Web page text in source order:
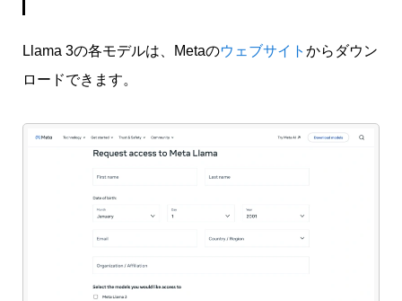
Llama 3の各モデルは、Metaのウェブサイト からダウン
ロードできます。